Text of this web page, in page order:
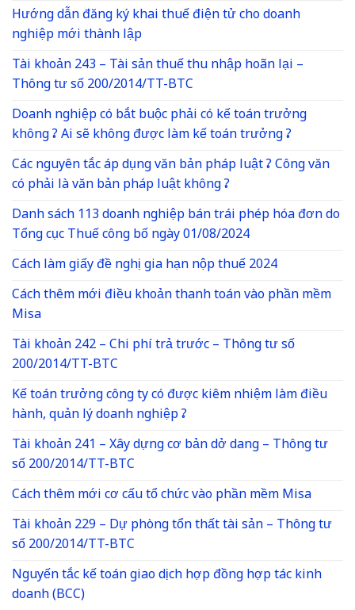
Hướng dẫn đăng ký khai thuế điện tử cho doanh
nghiệp mới thành lập
Tài khoản 243 – Tài sản thuế thu nhập hoãn lại –
Thông tư số 200/2014/TT-BTC
Doanh nghiệp có bắt buộc phải có kế toán trưởng
không ? Ai sẽ không được làm kế toán trưởng ?
Các nguyên tắc áp dụng văn bản pháp luật ? Công văn
có phải là văn bản pháp luật không ?
Danh sách 113 doanh nghiệp bán trái phép hóa đơn do
Tổng cục Thuế công bố ngày 01/08/2024
Cách làm giấy đề nghị gia hạn nộp thuế 2024
Cách thêm mới điều khoản thanh toán vào phần mềm
Misa
Tài khoản 242 – Chi phí trả trước – Thông tư số
200/2014/TT-BTC
Kế toán trưởng công ty có được kiêm nhiệm làm điều
hành, quản lý doanh nghiệp ?
Tài khoản 241 – Xây dựng cơ bản dở dang – Thông tư
số 200/2014/TT-BTC
Cách thêm mới cơ cấu tổ chức vào phần mềm Misa
Tài khoản 229 – Dự phòng tổn thất tài sản – Thông tư
số 200/2014/TT-BTC
Nguyến tắc kế toán giao dịch hợp đồng hợp tác kinh
doanh (BCC)